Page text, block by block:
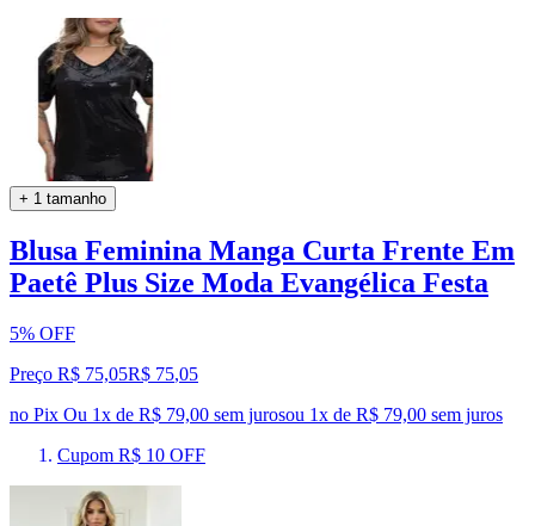
+ 1 tamanho
Blusa Feminina Manga Curta Frente Em
Paetê Plus Size Moda Evangélica Festa
5% OFF
Preço R$ 75,05R$ 75,05
no Pix Ou 1x de R$ 79,00 sem jurosou 1x de R$ 79,00 sem juros
Cupom R$ 10 OFF